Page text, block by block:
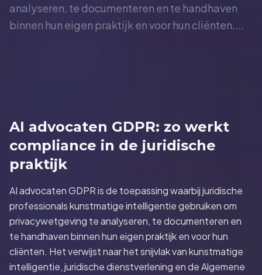
analyseren, te documenteren en te handhaven
binnen hun eigen praktijk en voor hun cliënten....
AI advocaten GDPR: zo werkt
compliance in de juridische
praktijk
AI advocaten GDPR is de toepassing waarbij juridische
professionals kunstmatige intelligentie gebruiken om
privacywetgeving te analyseren, te documenteren en
te handhaven binnen hun eigen praktijk en voor hun
cliënten. Het verwijst naar het snijvlak van kunstmatige
intelligentie, juridische dienstverlening en de Algemene